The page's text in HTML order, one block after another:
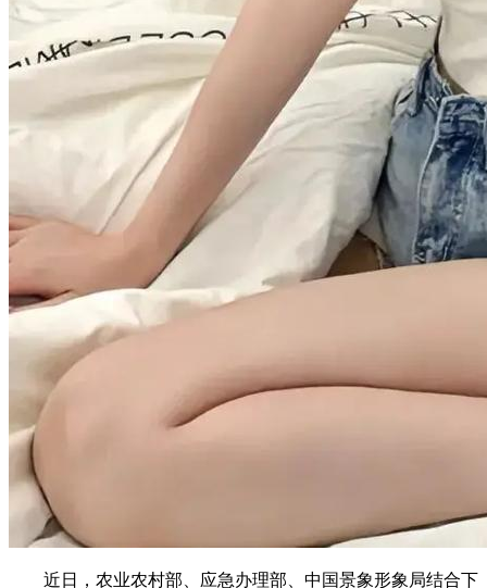
近日，农业农村部、应急办理部、中国景象形象局结合下